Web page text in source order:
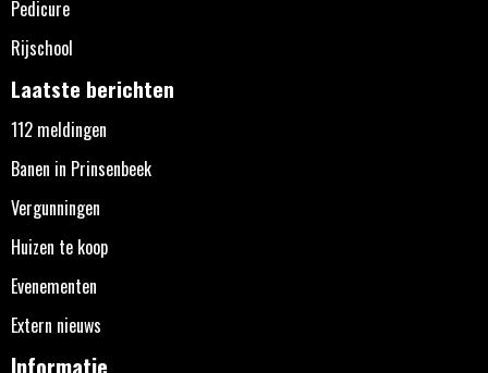
Pedicure
Rijschool
Laatste berichten
112 meldingen
Banen in Prinsenbeek
Vergunningen
Huizen te koop
Evenementen
Extern nieuws
Informatie